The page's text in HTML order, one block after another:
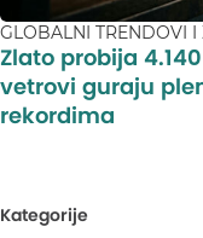
GLOBALNI TRENDOVI I
Zlato probija
vetrovi guraju
rekordima
Kategorije